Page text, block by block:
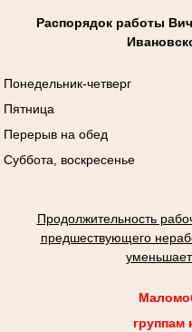
Распорядок работы
Понедельник-четверг
Пятница
Перерыв на обед
Суббота, воскресенье
Продолжительность
предшествующего
группам